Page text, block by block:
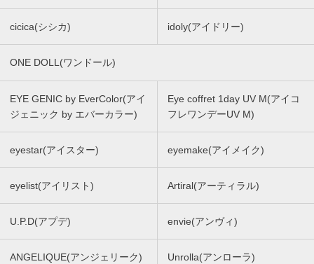
cicica(シシカ) idoly(アイドリー)
ONE DOLL(ワンドール)
EYE GENIC by EverColor(アイ
ジェニック by エバーカラー)
Eye coffret 1day UV M(アイコ
フレワンデーUV M)
eyestar(アイスター) eyemake(アイメイク)
eyelist(アイリスト) Artiral(アーティラル)
U.P.D(アプデ) envie(アンヴィ)
ANGELIQUE(アンジェリーク) Unrolla(アンローラ)